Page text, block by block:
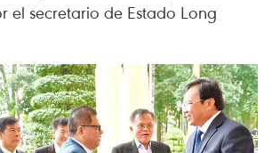
el secretario de Estado Long